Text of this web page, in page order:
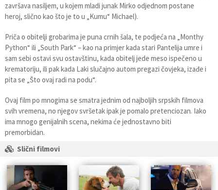
završava nasiljem, u kojem mladi junak Mirko odjednom postane
heroj, slično kao što je to u „Kumu“ Michael).
Priča o obitelji grobarima je puna crnih šala, te podjeća na „Monthy
Python“ ili „South Park“ – kao na primjer kada stari Pantelija umre i
sam sebi ostavi svu ostavštinu, kada obitelj jede meso ispečeno u
krematoriju, ili pak kada Laki slučajno autom pregazi čovjeka, izađe i
pita se „Što ovaj radi na podu“.
Ovaj film po mnogima se smatra jednim od najboljih srpskih filmova
svih vremena, no njegov svršetak ipak je pomalo pretenciozan. Iako
ima mnogo genijalnih scena, nekima će jednostavno biti
premorbidan.
Slični filmovi